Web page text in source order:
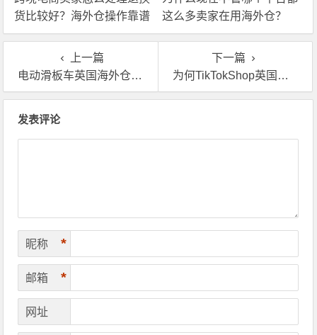
货比较好？海外仓操作靠谱
吗？
这么多卖家在用海外仓？
上一篇
电动滑板车英国海外仓：亚马逊卖家绕不开的一门功课
下一篇
为何TikTokShop英国站跨境卖家纷纷找英国海外仓退货换标？
发表评论
昵称 *
邮箱 *
网址